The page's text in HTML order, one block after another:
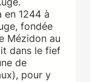
en 1244 à
fondée
Mézidon au
dans le fief
de
pour y